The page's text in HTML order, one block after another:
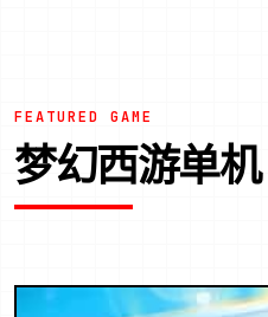
FEATURED GAME
梦幻西游单机